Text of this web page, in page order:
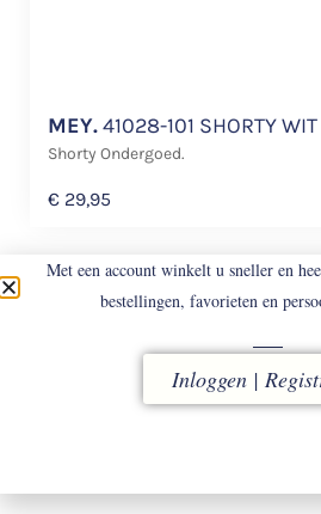
MEY.41028-101 SHORTY WIT
Shorty Ondergoed.
€ 29,95
LEVERING
Met een account winkelt u sneller en
bestellingen, favorieten en
Inloggen |